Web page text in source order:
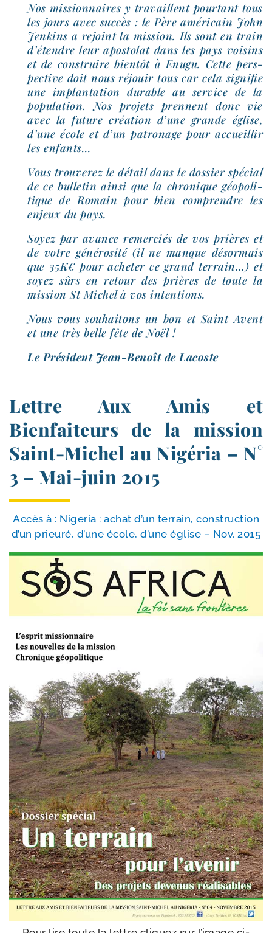
Nos mis­sion­naires y tra­vaillent pour­tant tous
les jours avec suc­cès : le Père amé­ri­cain John
Jenkins a rejoint la mis­sion. Ils sont en train
d’é­tendre leur apos­to­lat dans les pays voi­sins
et de construire bien­tôt à Enugu. Cette pers­
pec­tive doit nous réjouir tous car cela signi­fie
une implan­ta­tion durable au ser­vice de la
popu­la­tion. Nos pro­jets prennent donc vie
avec la future créa­tion d’une grande église,
d’une école et d’un patro­nage pour accueillir
les enfants…
Vous trou­ve­rez le détail dans le dos­sier spé­cial
de ce bul­le­tin ain­si que la chro­nique géo­po­li­
tique de Romain pour bien com­prendre les
enjeux du pays.
Soyez par avance remer­ciés de vos prières et
de votre géné­ro­si­té (il ne manque désor­mais
que 35K€ pour ache­ter ce grand ter­rain…) et
soyez sûrs en retour des prières de toute la
mis­sion St Michel à vos intentions.
Nous vous sou­hai­tons un bon et Saint Avent
et une très belle fête de Noël !
Le Président Jean-​Benoît de Lacoste
Lettre Aux Amis et
Bienfaiteurs de la mission
Saint-​Michel au Nigéria – N°
3 – Mai-​juin 2015
Accès à : Nigeria : achat d’un ter­rain, construc­tion
d’un prieu­ré, d’une école, d’une église – Nov. 2015